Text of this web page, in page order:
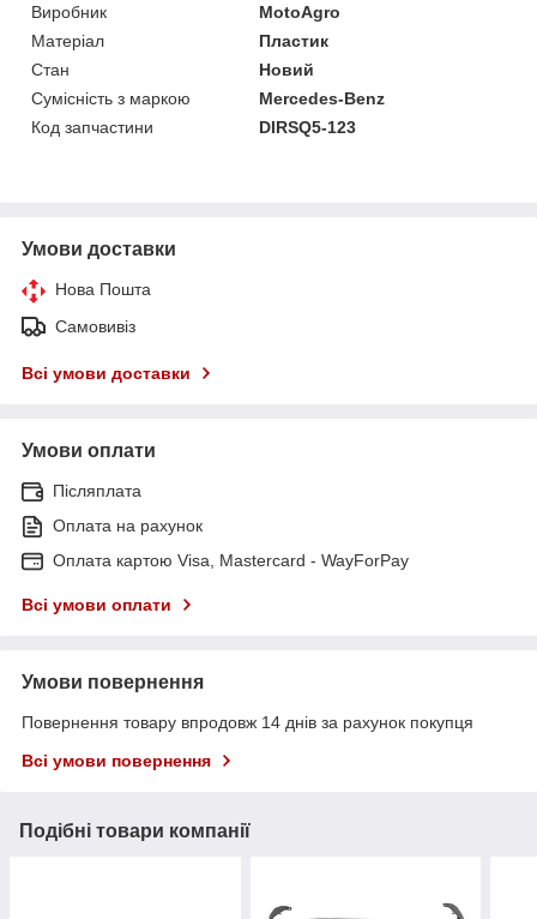
Виробник
MotoAgro
Матеріал
Пластик
Стан
Новий
Сумісність з маркою
Mercedes-Benz
Код запчастини
DIRSQ5-123
Умови доставки
Нова Пошта
Самовивіз
Всі умови доставки
Умови оплати
Післяплата
Оплата на рахунок
Оплата картою Visa, Mastercard - WayForPay
Всі умови оплати
Умови повернення
Повернення товару впродовж 14 днів за рахунок покупця
Всі умови повернення
Подібні товари компанії